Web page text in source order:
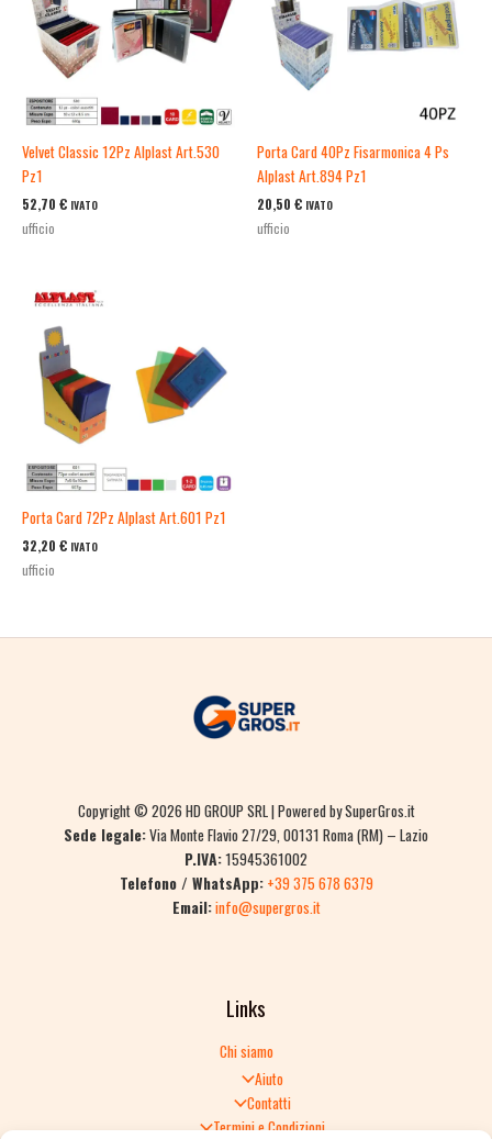
Velvet Classic 12Pz Alplast Art.530
Pz1
52,70 € IVATO
ufficio
Porta Card 40Pz Fisarmonica 4 Ps
Alplast Art.894 Pz1
20,50 € IVATO
ufficio
Porta Card 72Pz Alplast Art.601 Pz1
32,20 € IVATO
ufficio
Copyright © 2026 HD GROUP SRL | Powered by SuperGros.it
Sede legale:Via Monte Flavio 27/29, 00131 Roma (RM) – Lazio
P.IVA:15945361002
Telefono / WhatsApp: +39 375 678 6379
Email:info@supergros.it
Links
Chi siamo
Aiuto
Contatti
Termini e Condizioni